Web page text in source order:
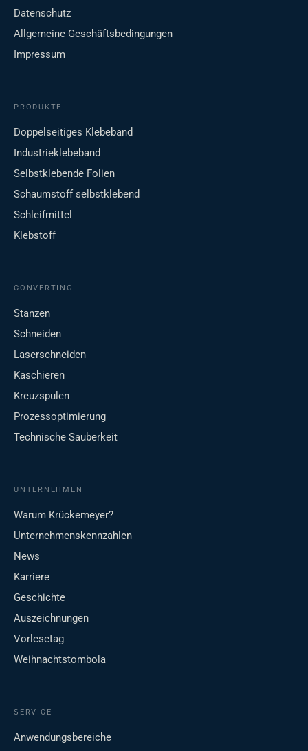
Datenschutz
Allgemeine Geschäftsbedingungen
Impressum
PRODUKTE
Doppelseitiges Klebeband
Industrieklebeband
Selbstklebende Folien
Schaumstoff selbstklebend
Schleifmittel
Klebstoff
CONVERTING
Stanzen
Schneiden
Laserschneiden
Kaschieren
Kreuzspulen
Prozessoptimierung
Technische Sauberkeit
UNTERNEHMEN
Warum Krückemeyer?
Unternehmenskennzahlen
News
Karriere
Geschichte
Auszeichnungen
Vorlesetag
Weihnachtstombola
SERVICE
Anwendungsbereiche